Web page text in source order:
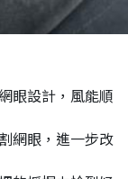
眼設計，風能順
網眼，進一步改